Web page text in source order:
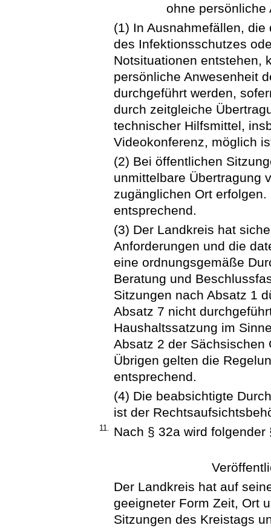
ohne persönliche
(1) In Ausnahmefällen,
des Infektionsschutzes
Notsituationen entstehen,
persönliche Anwesenheit
durchgeführt werden,
durch zeitgleiche
technischer Hilfsmittel,
Videokonferenz, möglich
(2) Bei öffentlichen
unmittelbare Übertragung
zugänglichen Ort
entsprechend.
(3) Der Landkreis hat
Anforderungen und die
eine ordnungsgemäße
Beratung und
Sitzungen nach Absatz 1
Absatz 7 nicht
Haushaltssatzung im
Absatz 2 der Sächsischen
Übrigen gelten die
entsprechend.
(4) Die beabsichtigte
ist der
11. Nach § 32a wird folgender
Der Landkreis hat auf
geeigneter Form Zeit, Ort
Sitzungen des Kreistags